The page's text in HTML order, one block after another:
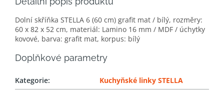
Dolní skříňka STELLA 6 (60 cm) grafit mat / bílý, rozměry:
60 x 82 x 52 cm, materiál: Lamino 16 mm / MDF / úchytky
kovové, barva: grafit mat, korpus: bílý
Doplňkové parametry
Kategorie:
Kuchyňské linky STELLA